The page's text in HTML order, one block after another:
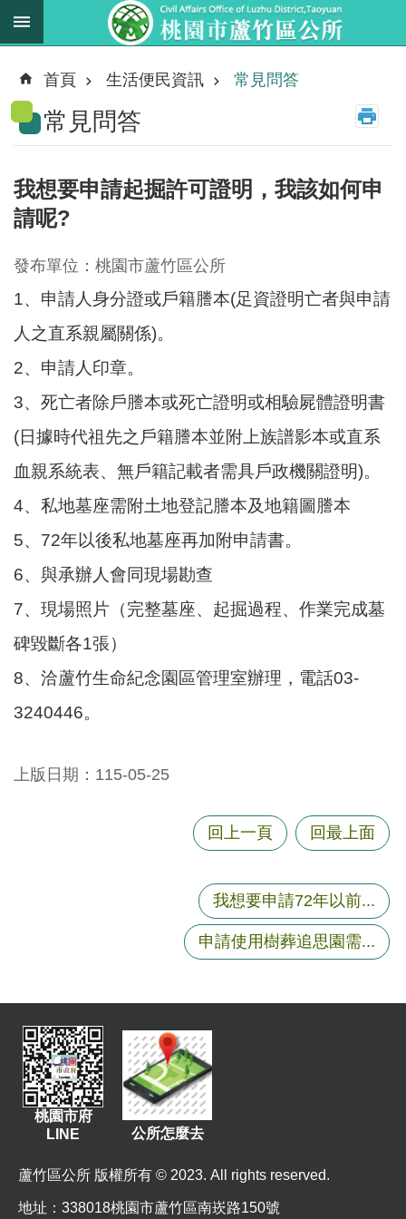
跳到主要內容區塊
新
消
息
務
職
掌
法
資
料
進
搜
蘆
竹
介
紹
訊
公
告
活
便
關
資
料
頁
網
首頁 生活便民資訊 常見問答
常見問答
我想要申請起掘許可證明，我該如何申
請呢?
發布單位：桃園市蘆竹區公所
1、申請人身分證或戶籍謄本(足資證明亡者與申請
人之直系親屬關係)。
2、申請人印章。
3、死亡者除戶謄本或死亡證明或相驗屍體證明書
(日據時代祖先之戶籍謄本並附上族譜影本或直系
血親系統表、無戶籍記載者需具戶政機關證明)。
4、私地墓座需附土地登記謄本及地籍圖謄本
5、72年以後私地墓座再加附申請書。
6、與承辦人會同現場勘查
7、現場照片（完整墓座、起掘過程、作業完成墓
碑毀斷各1張）
8、洽蘆竹生命紀念園區管理室辦理，電話03-
3240446。
上版日期：115-05-25
回上一頁 回最上面
我想要申請72年以前...
申請使用樹葬追思園需...
桃園市府
LINE
公所怎麼去
蘆竹區公所 版權所有 © 2023. All rights reserved.
地址 ：338018桃園市蘆竹區南崁路150號